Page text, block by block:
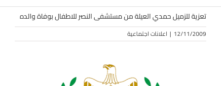
تعزية للزميل حمدي العيلة من مستشفى النصر للاطفال بوفاة والده
12/11/2009
| اعلانات اجتماعية